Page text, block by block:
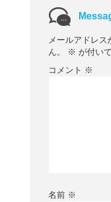
メールアドレス
ん。
※ が付い
コメント ※
名前 ※